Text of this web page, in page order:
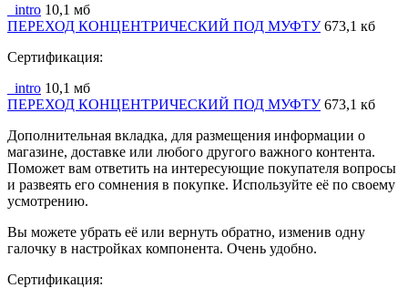
_intro 10,1 мб
ПЕРЕХОД КОНЦЕНТРИЧЕСКИЙ ПОД МУФТУ 673,1 кб
Сертификация:
_intro 10,1 мб
ПЕРЕХОД КОНЦЕНТРИЧЕСКИЙ ПОД МУФТУ 673,1 кб
Дополнительная вкладка, для размещения информации о
магазине, доставке или любого другого важного контента.
Поможет вам ответить на интересующие покупателя вопросы
и развеять его сомнения в покупке. Используйте её по своему
усмотрению.
Вы можете убрать её или вернуть обратно, изменив одну
галочку в настройках компонента. Очень удобно.
Сертификация: